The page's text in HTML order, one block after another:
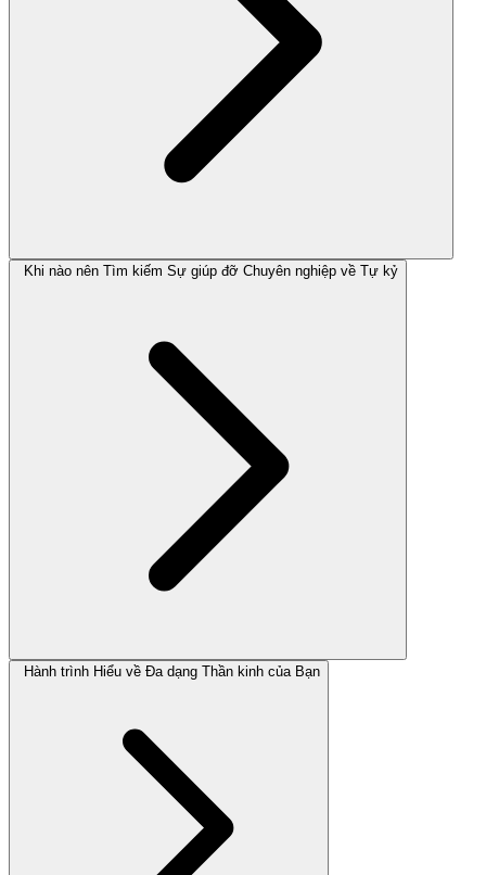
Khi nào nên Tìm kiếm Sự giúp đỡ Chuyên nghiệp về Tự kỷ
Hành trình Hiểu về Đa dạng Thần kinh của Bạn